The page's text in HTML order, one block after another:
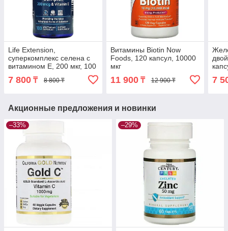
Life Extension,
суперкомплекс селена с
витамином E, 200 мкг, 100
вегетарианских капсул
7 800 ₸ 8 800 ₸
Витамины Biotin Now
Foods, 120 капсул, 10000
мкг
11 900₸ 12 900 ₸ 7
Акционные предложения и новинки
–33% –29%